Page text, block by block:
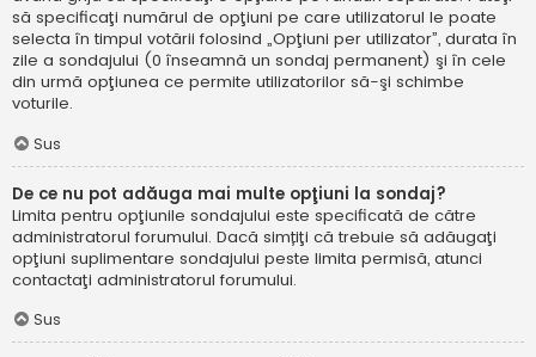
să specificaţi numărul de opţiuni pe care utilizatorul le poate
selecta în timpul votării folosind „Opţiuni per utilizator”, durata în
zile a sondajului (0 înseamnă un sondaj permanent) şi în cele
din urmă opţiunea ce permite utilizatorilor să-şi schimbe
voturile.
Sus
De ce nu pot adăuga mai multe opţiuni la sondaj?
Limita pentru opţiunile sondajului este specificată de către
administratorul forumului. Dacă simțiţi că trebuie să adăugaţi
opţiuni suplimentare sondajului peste limita permisă, atunci
contactaţi administratorul forumului.
Sus